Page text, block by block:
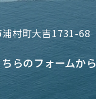
浦村町大吉1731-68
ちらのフォームから